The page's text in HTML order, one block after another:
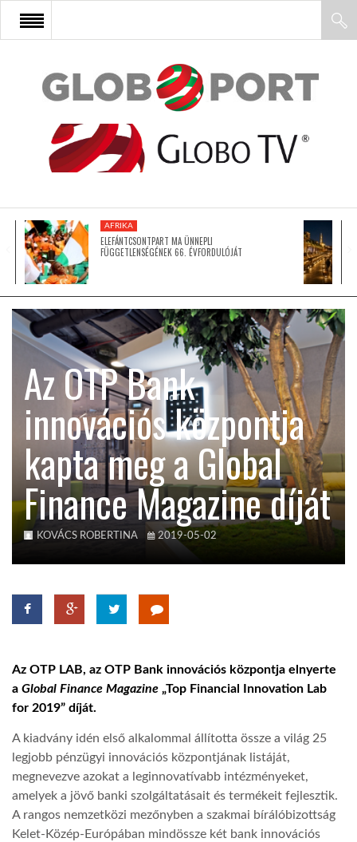
FŐOLDAL
AFRIKA
ÁZSIA
LATIN-AMERIKA
KÖZEL-KELET
AUSZTRÁLIA
A VILÁG ITTHON
GLOBOTV
AFRIKA
ELEFÁNTCSONTPART MA ÜNNEPLI
FÜGGETLENSÉGÉNEK 66. ÉVFORDULÓJÁT
Az OTP Bank
innovációs központja
kapta meg a Global
Finance Magazine díját
KOVÁCS ROBERTINA 2019-05-02
Az OTP LAB, az OTP Bank innovációs központja elnyerte
a Global Finance Magazine „Top Financial Innovation Lab
for 2019” díját.
A kiadvány idén első alkalommal állította össze a világ 25
legjobb pénzügyi innovációs központjának listáját,
megnevezve azokat a leginnovatívabb intézményeket,
amelyek a jövő banki szolgáltatásait és termékeit fejlesztik.
A rangos nemzetközi mezőnyben a szakmai bírálóbizottság
Kelet-Közép-Európában mindössze két bank innovációs